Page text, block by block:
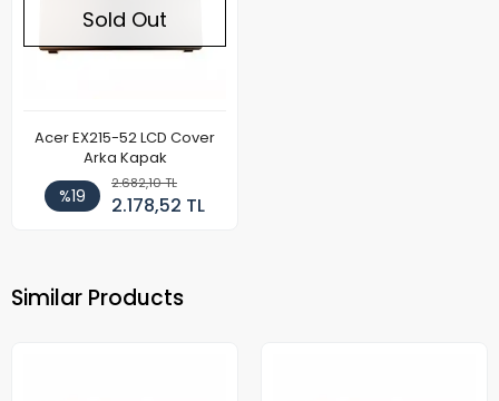
Sold Out
Acer EX215-52 LCD Cover
Arka Kapak
%19
2.682,10 TL
2.178,52 TL
Similar Products